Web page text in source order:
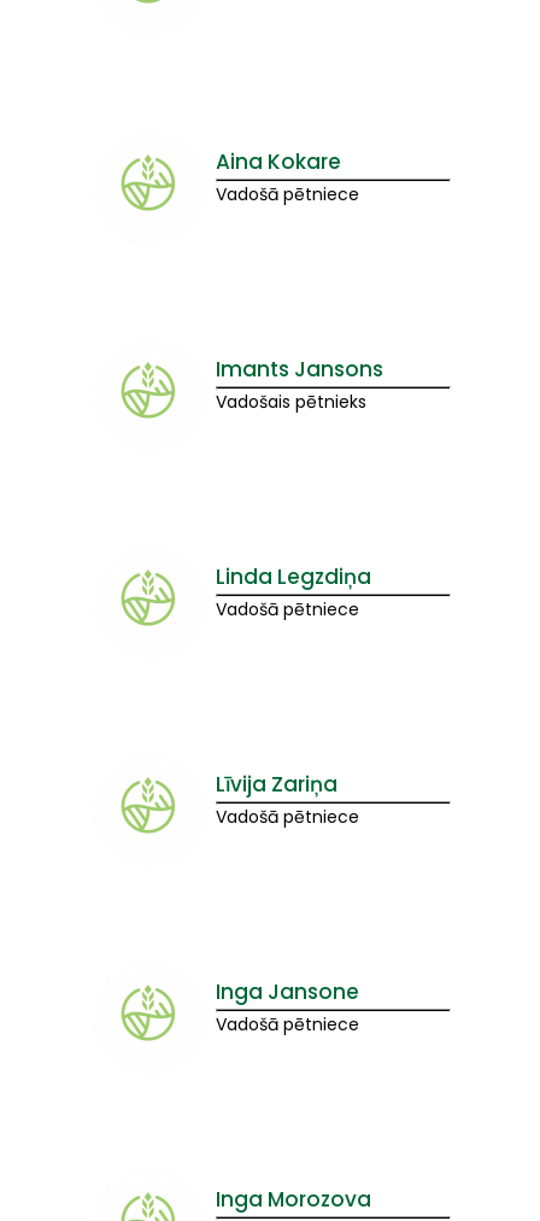
Aina Kokare
Vadošā pētniece
Imants Jansons
Vadošais pētnieks
Linda Legzdiņa
Vadošā pētniece
Līvija Zariņa
Vadošā pētniece
Inga Jansone
Vadošā pētniece
Inga Morozova